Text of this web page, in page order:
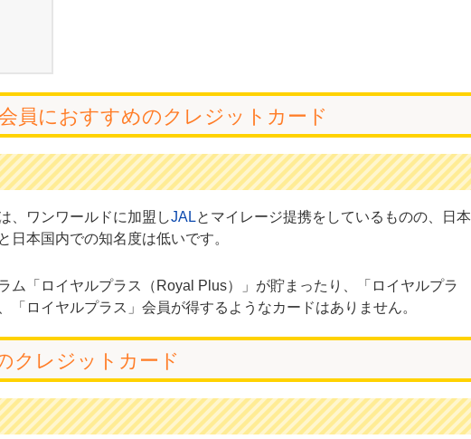
員におすすめのクレジットカード
、ワンワールドに加盟しJALとマイレージ提携をしているものの、日本
本国内での知名度は低いです。
「ロイヤルプラス（Royal Plus）」が貯まったり、「ロイヤルプラ
ロイヤルプラス」会員が得するようなカードはありません。
クレジットカード